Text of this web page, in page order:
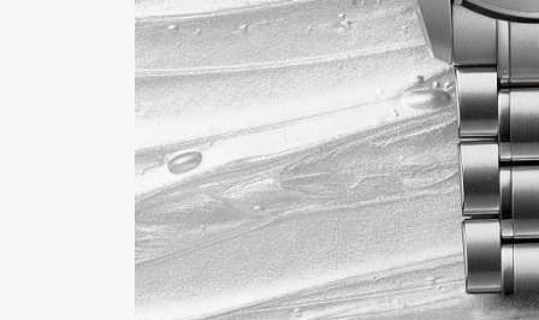
Pen
Pen